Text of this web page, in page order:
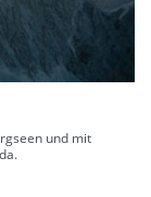
und mit